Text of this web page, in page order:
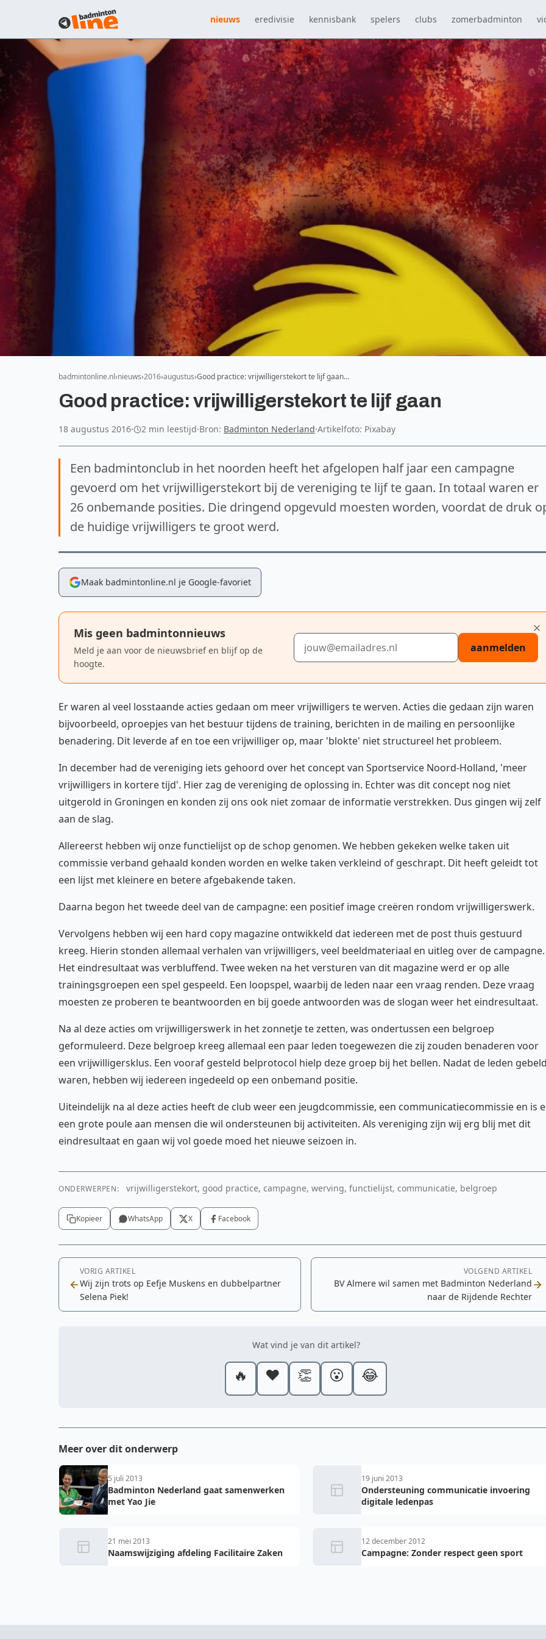
nieuws eredivisie kennisbank spelers clubs zomerbadminton
badmintonline.nl nieuws 2016 augustus Good practice: vrijwilligerstekort te lijf gaan…
Good practice: vrijwilligerstekort te lijf gaan
18 augustus 2016· 2 min leestijd·Bron: Badminton Nederland·Artikelfoto: Pixabay
Een badmintonclub in het noorden heeft het afgelopen half jaar een campagne
gevoerd om het vrijwilligerstekort bij de vereniging te lijf te gaan. In totaal waren er
26 onbemande posities. Die dringend opgevuld moesten worden, voordat de druk
de huidige vrijwilligers te groot werd.
Maak badmintonline.nl je Google-favoriet
Mis geen badmintonnieuws
Meld je aan voor de nieuwsbrief en blijf op de
hoogte.
E-mailadres
aanmelden
Er waren al veel losstaande acties gedaan om meer vrijwilligers te werven. Acties die gedaan zijn waren
bijvoorbeeld, oproepjes van het bestuur tijdens de training, berichten in de mailing en persoonlijke
benadering. Dit leverde af en toe een vrijwilliger op, maar 'blokte' niet structureel het probleem.
In december had de vereniging iets gehoord over het concept van Sportservice Noord-Holland, 'meer
vrijwilligers in kortere tijd'. Hier zag de vereniging de oplossing in. Echter was dit concept nog niet
uitgerold in Groningen en konden zij ons ook niet zomaar de informatie verstrekken. Dus gingen wij zelf
aan de slag.
Allereerst hebben wij onze functielijst op de schop genomen. We hebben gekeken welke taken uit
commissie verband gehaald konden worden en welke taken verkleind of geschrapt. Dit heeft geleidt tot
een lijst met kleinere en betere afgebakende taken.
Daarna begon het tweede deel van de campagne: een positief image creëren rondom vrijwilligerswerk.
Vervolgens hebben wij een hard copy magazine ontwikkeld dat iedereen met de post thuis gestuurd
kreeg. Hierin stonden allemaal verhalen van vrijwilligers, veel beeldmateriaal en uitleg over de campagne.
Het eindresultaat was verbluffend. Twee weken na het versturen van dit magazine werd er op alle
trainingsgroepen een spel gespeeld. Een loopspel, waarbij de leden naar een vraag renden. Deze vraag
moesten ze proberen te beantwoorden en bij goede antwoorden was de slogan weer het eindresultaat.
Na al deze acties om vrijwilligerswerk in het zonnetje te zetten, was ondertussen een belgroep
geformuleerd. Deze belgroep kreeg allemaal een paar leden toegewezen die zij zouden benaderen voor
een vrijwilligersklus. Een vooraf gesteld belprotocol hielp deze groep bij het bellen. Nadat de leden
waren, hebben wij iedereen ingedeeld op een onbemand positie.
Uiteindelijk na al deze acties heeft de club weer een jeugdcommissie, een communicatiecommissie en is
een grote poule aan mensen die wil ondersteunen bij activiteiten. Als vereniging zijn wij erg blij met dit
eindresultaat en gaan wij vol goede moed het nieuwe seizoen in.
ONDERWERPEN: vrijwilligerstekort, good practice, campagne, werving, functielijst, communicatie, belgroep
Kopieer WhatsApp X Facebook
VORIG ARTIKEL
Wij zijn trots op Eefje Muskens en dubbelpartner
Selena Piek!
VOLGEND ARTIKEL
BV Almere wil samen met Badminton Nederland
naar de Rijdende Rechter
Wat vind je van dit artikel?
🔥 ❤️ 👏 😮 😂
Meer over dit onderwerp
5 juli 2013
Badminton Nederland gaat samenwerken
met Yao Jie
19 juni 2013
Ondersteuning communicatie invoering
digitale ledenpas
21 mei 2013
Naamswijziging afdeling Facilitaire Zaken
12 december 2012
Campagne: Zonder respect geen sport